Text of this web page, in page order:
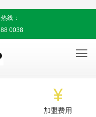
线：
0038


加盟费用